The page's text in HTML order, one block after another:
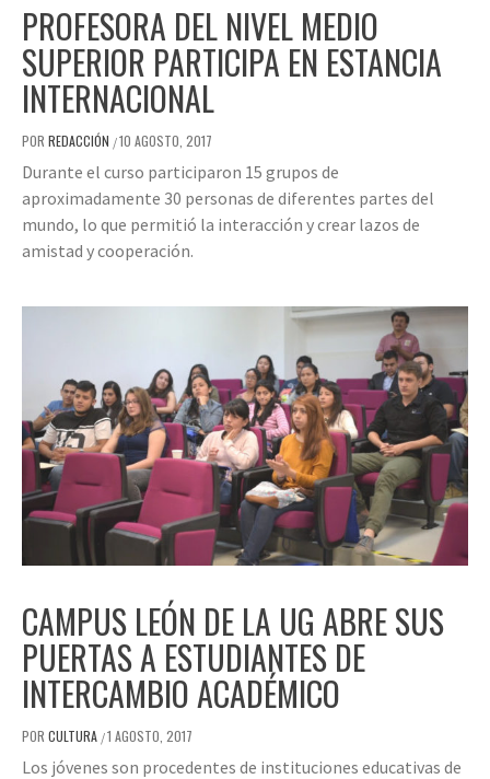
PROFESORA DEL NIVEL MEDIO
SUPERIOR PARTICIPA EN ESTANCIA
INTERNACIONAL
POR REDACCIÓN /10 AGOSTO, 2017
Durante el curso participaron 15 grupos de
aproximadamente 30 personas de diferentes partes del
mundo, lo que permitió la interacción y crear lazos de
amistad y cooperación.
CAMPUS LEÓN DE LA UG ABRE SUS
PUERTAS A ESTUDIANTES DE
INTERCAMBIO ACADÉMICO
POR CULTURA /1 AGOSTO, 2017
Los jóvenes son procedentes de instituciones educativas de